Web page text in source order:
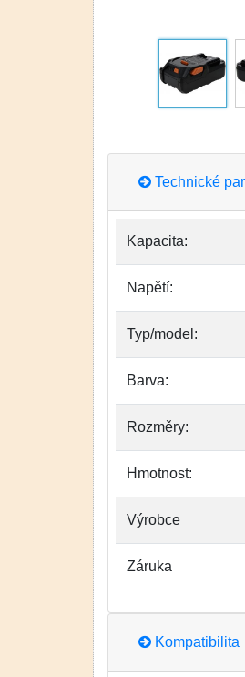
Technické
Kapacita:
Napětí:
Typ/model:
Barva:
Rozměry:
Hmotnost:
Výrobce
Záruka
Kompatibilita